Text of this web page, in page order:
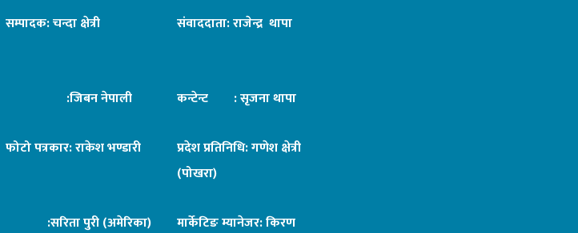
सम्पादक: चन्दा क्षेत्री संवाददाता: राजेन्द्र थापा
:जिबन नेपाली कन्टेन्ट : सृजना थापा
फोटो पत्रकार: राकेश भण्डारी
प्रदेश प्रतिनिधि: गणेश क्षेत्री
(पोखरा)
:सरिता पुरी (अमेरिका) मार्केटिङ म्यानेजर: किरण